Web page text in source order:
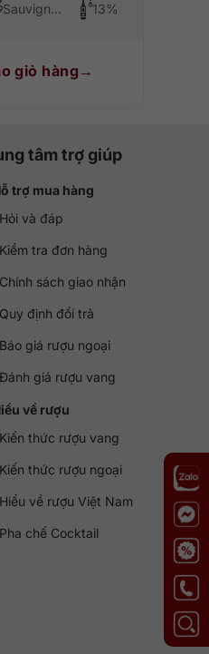
Sauvignon Blanc 13%
giỏ hàng
tâm trợ giúp
trợ mua hàng
Hỏi và đáp
Kiểm tra đơn hàng
Chính sách giao nhận
Quy định đổi trả
Báo giá rượu ngoại
Đánh giá rượu vang
về rượu
Kiến thức rượu vang
Kiến thức rượu ngoại
Hiểu về rượu Việt Nam
Pha chế Cocktail